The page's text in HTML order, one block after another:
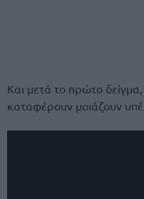
Και μετά το πρώτο δείγμα,
καταφέρουν μοιάζουν